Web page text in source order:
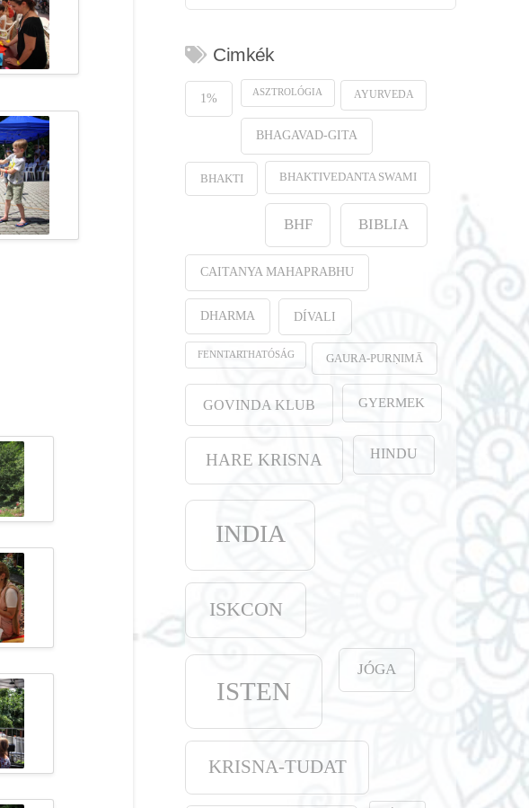
Cimkék
1% ASZTROLÓGIA AYURVEDA
BHAGAVAD-GITA
BHAKTI BHAKTIVEDANTA SWAMI
BHF BIBLIA
CAITANYA MAHAPRABHU
DHARMA DÍVALI
FENNTARTHATÓSÁG GAURA-PURṆIMĀ
GOVINDA KLUB GYERMEK
HARE KRISNA HINDU
INDIA
ISKCON
ISTEN
JÓGA
KRISNA-TUDAT